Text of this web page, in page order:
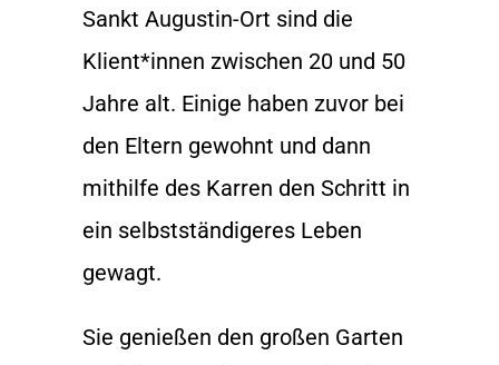
Sankt Augustin-Ort sind die
Klient*innen zwischen 20 und 50
Jahre alt. Einige haben zuvor bei
den Eltern gewohnt und dann
mithilfe des Karren den Schritt in
ein selbstständigeres Leben
gewagt.
Sie genießen den großen Garten